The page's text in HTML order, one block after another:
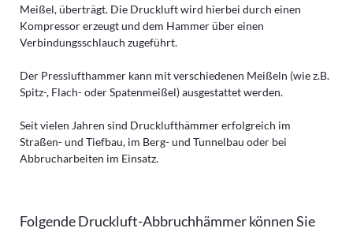
Meißel, überträgt. Die Druckluft wird hierbei durch einen
Kompressor erzeugt und dem Hammer über einen
Verbindungsschlauch zugeführt.
Der Presslufthammer kann mit verschiedenen Meißeln (wie z.B.
Spitz-, Flach- oder Spatenmeißel) ausgestattet werden.
Seit vielen Jahren sind Drucklufthämmer erfolgreich im
Straßen- und Tiefbau, im Berg- und Tunnelbau oder bei
Abbrucharbeiten im Einsatz.
Folgende Druckluft-Abbruchhämmer können Sie